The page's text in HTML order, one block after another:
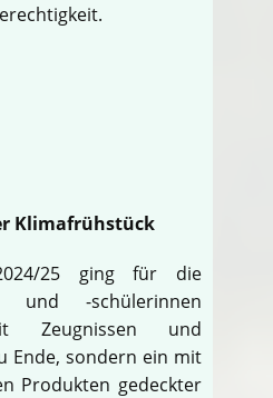
Klimafrühstück
25 ging für die
und -schülerinnen
und
Ende, sondern ein mit
Produkten gedeckter